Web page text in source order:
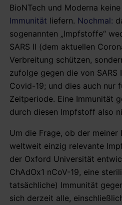
BioNTech und Moderna keine
Immunität liefern. Nochmal:
sogenannten „Impfstoffe“
SARS II (dem aktuellen
Verbreitung schützen,
zufolge gegen die von SARS
Covid-19; und dies auch nur
Zeitperiode. Eine Immunität
durch diesen Impfstoff also
Um die Frage, ob der meiner
weltweit einzig relevante
der Oxford Universität
ChAdOx1 nCoV-19, eine
tatsächliche) Immunität
sich derzeit alle,